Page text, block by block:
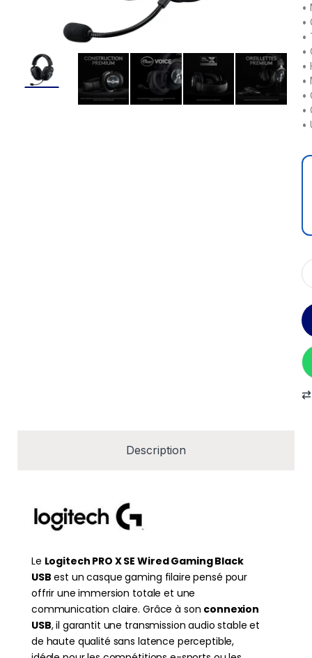
•
•
•
•
•
•
•
•
•
Description
Le Logitech PRO X SE Wired Gaming Black
USB est un casque gaming filaire pensé pour
offrir une immersion totale et une
communication claire. Grâce à son connexion
USB, il garantit une transmission audio stable et
de haute qualité sans latence perceptible,